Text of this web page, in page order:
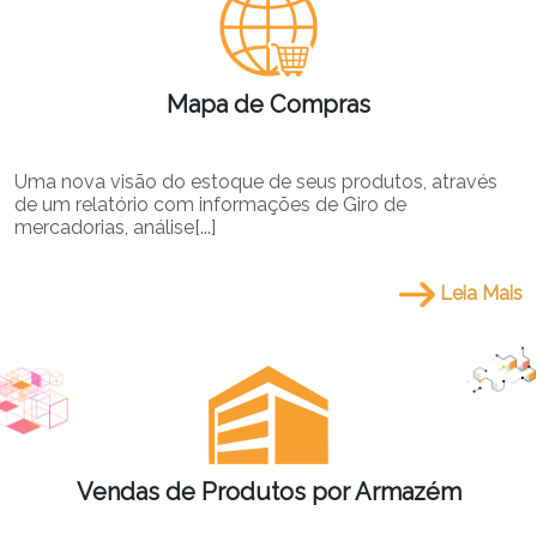
Mapa de Compras
Uma nova visão do estoque de seus produtos, através
de um relatório com informações de Giro de
mercadorias, análise[...]
Leia Mais
Vendas de Produtos por Armazém